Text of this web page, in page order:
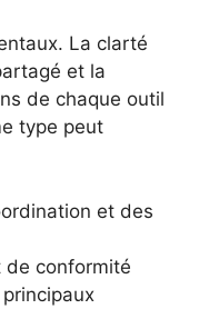
La clarté
et la
de chaque outil
type peut
et des
de conformité